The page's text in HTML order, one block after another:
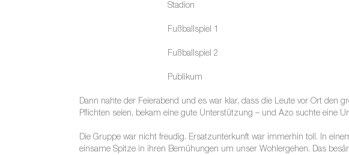
Stadion
Fußballspiel 1
Fußballspiel 2
Publikum
Dann nahte der Feierabend und es war klar, dass die Leute vor Ort den
Pflichten seien, bekam eine gute Unterstützung – und Azo suchte eine
Die Gruppe war nicht freudig. Ersatzunterkunft war immerhin toll. In
einsame Spitze in ihren Bemühungen um unser Wohlergehen. Das